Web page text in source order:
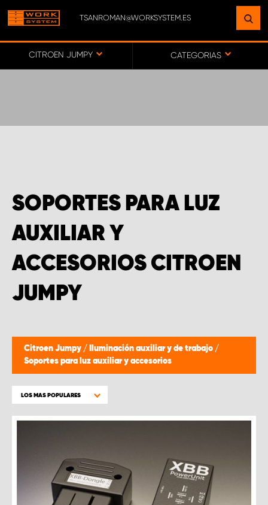
TSANROMAN@WORKSYSTEM.ES
CITROEN JUMPY CATEGORIAS
SOPORTES PARA LUZ
AUXILIAR Y
ACCESORIOS CITROEN
JUMPY
Citroen Jumpy / Iluminación auxiliar y de trabajo /
Soportes para luz auxiliar y accesorios
LOS MAS POPULARES
ENCUENTRE UNA INSTALACIÓN
CERCA DE USTED